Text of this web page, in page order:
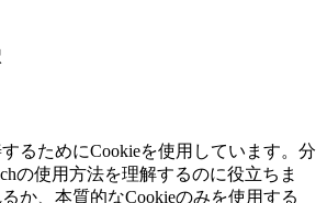
るためにCookieを使用しています。分
の使用方法を理解するのに役立ちま
か、本質的なCookieのみを使用する